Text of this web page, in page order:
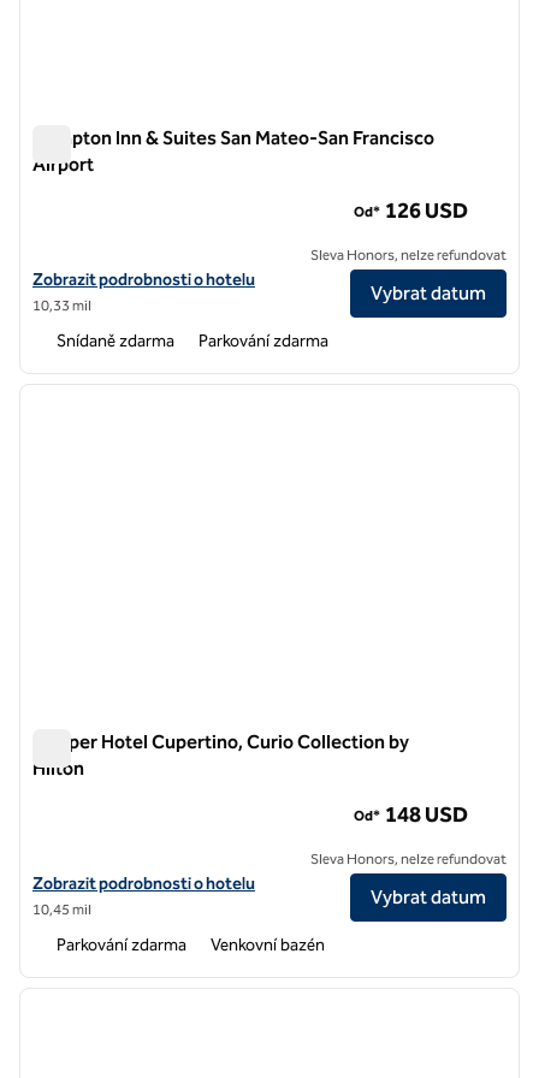
Hampton Inn & Suites San Mateo-San Francisco
Airport
Zobrazit podrobnosti o hotelu na letišti Hampton Inn & Suites San
Zobrazit podrobnosti o hotelu
10,33 mil
Od* 126 USD
Sleva Honors, nelze refundovat
Vybrat datum
Snídaně zdarma Parkování zdarma
1 z 12
další
Juniper Hotel Cupertino, Curio Collection by
Hilton
Zobrazit podrobnosti o hotelu Juniper Hotel Cupertino, Curio
Zobrazit podrobnosti o hotelu
10,45 mil
Od* 148 USD
Sleva Honors, nelze refundovat
Vybrat datum
Parkování zdarma Venkovní bazén
1 z 12
další